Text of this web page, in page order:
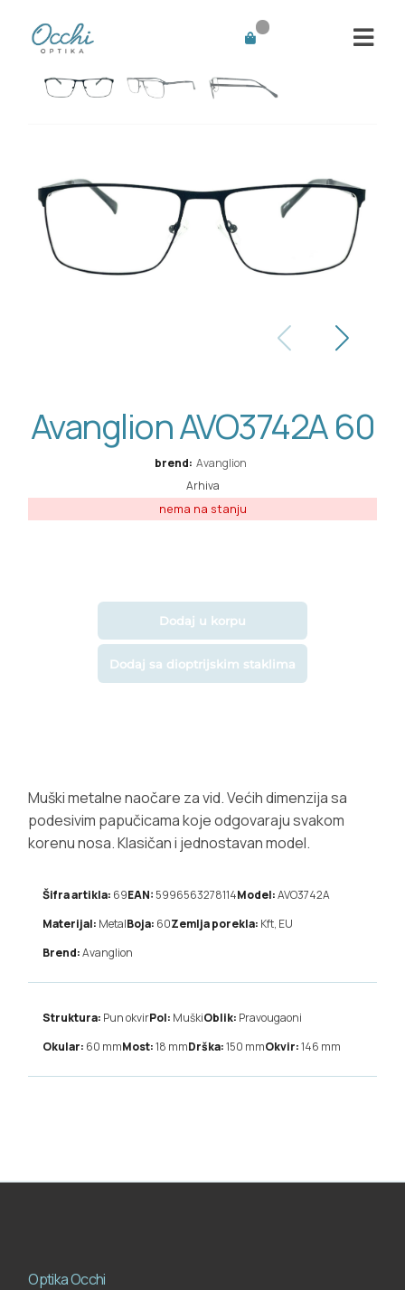
Avanglion AVO3742A 60
brend: Avanglion
Arhiva
Dodaj u korpu
Dodaj sa dioptrijskim staklima
Muški metalne naočare za vid. Većih dimenzija sa
podesivim papučicama koje odgovaraju svakom
korenu nosa. Klasičan i jednostavan model.
Šifra artikla: 69EAN: 5996563278114Model:AVO3742A
Materijal: MetalBoja: 60Zemlja porekla: Kft, EU
Brend:Avanglion
Struktura: Pun okvirPol: MuškiOblik: Pravougaoni
Okular: 60 mmMost:18 mmDrška:150 mmOkvir:146 mm
Optika Occhi